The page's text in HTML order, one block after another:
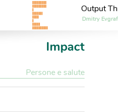
Output
Dmitry
Impact
Persone e salute